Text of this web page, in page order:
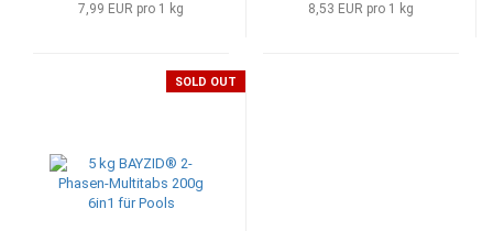
7,99 EUR pro 1 kg 8,53 EUR pro 1 kg
SOLD OUT